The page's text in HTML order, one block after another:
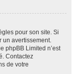
pour son site. Si
un avertissement.
phpBB Limited n’est
Contactez
de votre